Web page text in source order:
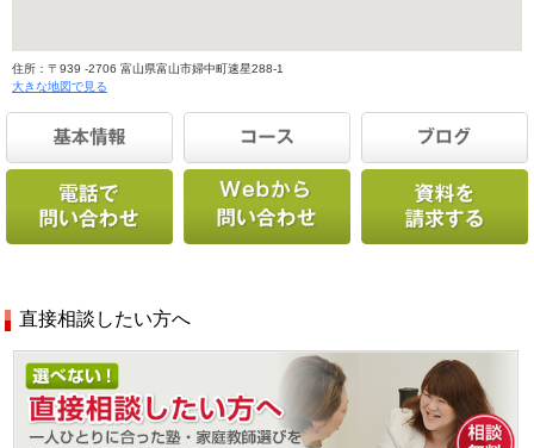
住所：〒939 -2706 富山県富山市婦中町速星288-1
大きな地図で見る
直接相談したい方へ